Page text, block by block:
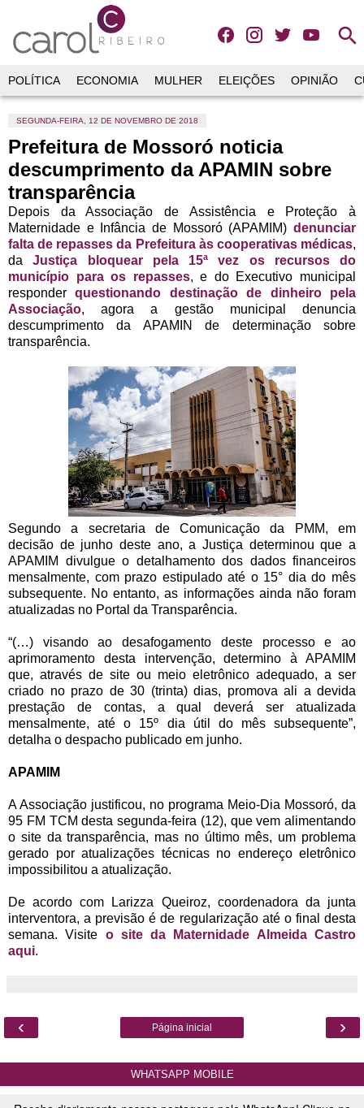
search
POLÍTICA ECONOMIA MULHER ELEIÇÕES OPINIÃO
SEGUNDA-FEIRA, 12 DE NOVEMBRO DE 2018
Prefeitura de Mossoró noticia
descumprimento da APAMIN sobre
transparência
Depois da Associação de Assistência e Proteção à
Maternidade e Infância de Mossoró (APAMIM) denunciar
falta de repasses da Prefeitura às cooperativas médicas,
daJustiça bloquear pela 15ª vez os recursos do
município para os repasses, e do Executivo municipal
responderquestionando destinação de dinheiro pela
Associação, agora a gestão municipal denuncia
descumprimento da APAMIN de determinação sobre
transparência.
Segundo a secretaria de Comunicação da PMM, em
decisão de junho deste ano, a Justiça determinou que a
APAMIM divulgue o detalhamento dos dados financeiros
mensalmente, com prazo estipulado até o 15° dia do mês
subsequente. No entanto, as informações ainda não foram
atualizadas no Portal da Transparência.
“(…) visando ao desafogamento deste processo e ao
aprimoramento desta intervenção, determino à APAMIM
que, através de site ou meio eletrônico adequado, a ser
criado no prazo de 30 (trinta) dias, promova ali a devida
prestação de contas, a qual deverá ser atualizada
mensalmente, até o 15º dia útil do mês subsequente”,
detalha o despacho publicado em junho.
APAMIM
A Associação justificou, no programa Meio-Dia Mossoró, da
95 FM TCM desta segunda-feira (12), que vem alimentando
o site da transparência, mas no último mês, um problema
gerado por atualizações técnicas no endereço eletrônico
impossibilitou a atualização.
De acordo com Larizza Queiroz, coordenadora da junta
interventora, a previsão é de regularização até o final desta
semana. Visite o site da Maternidade Almeida Castro
aqui.
‹ ›
Página inicial
WHATSAPP MOBILE